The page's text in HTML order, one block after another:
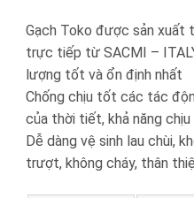
Gạch Toko được sản xuất
trực tiếp từ SACMI –
lượng tốt và ổn định nhất
Chống chịu tốt các tác
của thời tiết, khả năng
Dễ dàng vệ sinh lau chùi,
trượt, không cháy, thân